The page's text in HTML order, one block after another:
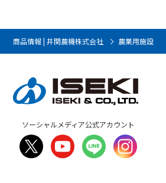
商品情報 | 井関農機株式会社 農業用施設
ソーシャルメディア公式アカウント